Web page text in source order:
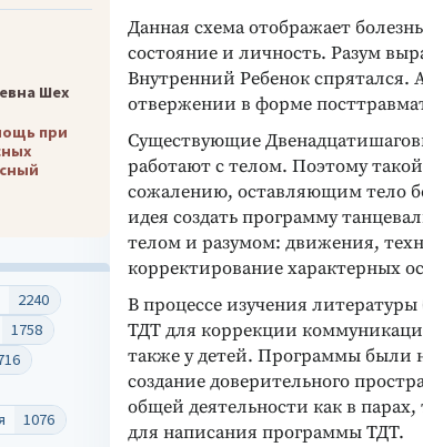
Данная схема отображает
состояние и личность. Разум
Внутренний Ребенок спрятался.
отвержении в форме
Существующие
работают с телом. Поэтому
сожалению, оставляющим тело
идея создать программу
телом и разумом: движения,
корректирование характерных
В процессе изучения
ТДТ для коррекции
также у детей. Программы были
создание доверительного
общей деятельности как в
для написания программы ТДТ.
Шех
при
2240
1758
1076